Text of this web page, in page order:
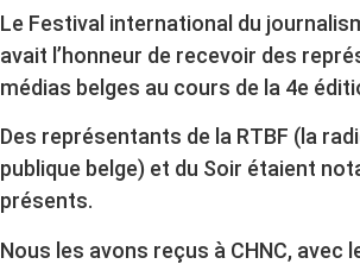
Le Festival international du
avait l’honneur de recevoir des
médias belges au cours de la 4e
Des représentants de la RTBF (la
publique belge) et du Soir étaient
présents.
Nous les avons reçus à CHNC, avec